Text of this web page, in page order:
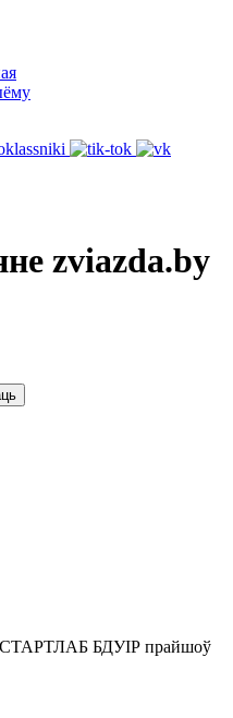
zviazda.by
СТАРТЛАБ БДУІР прайшоў